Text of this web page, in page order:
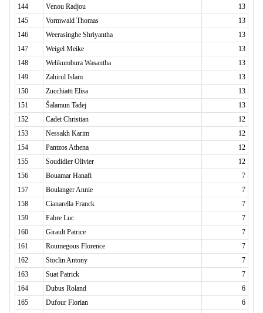
144
Venou Radjou
13
145
Vormwald Thomas
13
146
Weerasinghe Shriyantha
13
147
Weigel Meike
13
148
Welikumbura Wasantha
13
149
Zahirul Islam
13
150
Zucchiatti Elisa
13
151
Šalamun Tadej
13
152
Cadet Christian
12
153
Nessakh Karim
12
154
Pantzos Athena
12
155
Soudidier Olivier
12
156
Bouamar Hanafi
7
157
Boulanger Annie
7
158
Cianarella Franck
7
159
Fabre Luc
7
160
Girault Patrice
7
161
Roumegous Florence
7
162
Stoclin Antony
7
163
Suat Patrick
7
164
Dubus Roland
6
165
Dufour Florian
6